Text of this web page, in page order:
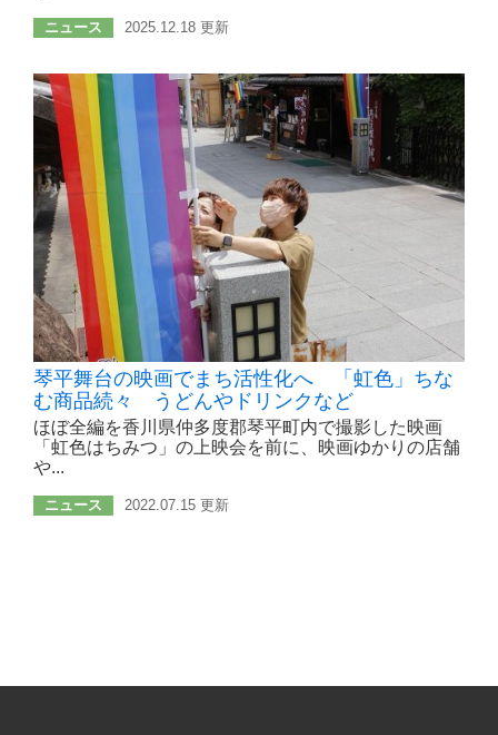
ニュース 2025.12.18 更新
琴平舞台の映画でまち活性化へ 「虹色」ちな
む商品続々 うどんやドリンクなど
ほぼ全編を香川県仲多度郡琴平町内で撮影した映画
「虹色はちみつ」の上映会を前に、映画ゆかりの店舗
や...
ニュース 2022.07.15 更新